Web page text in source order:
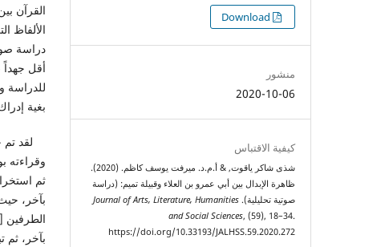
القرآن
الألفاظ
دراسة
أقل جهداً
بغية
لقد تم
وقراءته
ثم
بآخر،
الطرفين
بآخر،
التنزيلات
منشور
2020-10-06
كيفية الاقتباس
شذى شاكر ياقوت, & أ.م.د. ميرفت يوسف كاظم. (2020).
ظاهرة الإبدال بين أبي عمرو بن العلاء وقبيلة تميم: (دراسة
صوتية تحليلية).Journal of Arts, Literature, Humanities
and Social Sciences, (59), 18–34.
https://doi.org/10.33193/JALHSS.59.2020.272